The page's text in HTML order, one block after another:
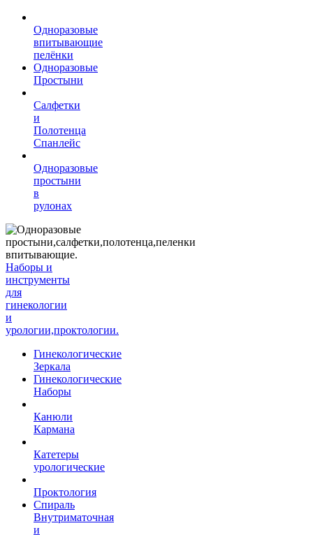
Одноразовые
впитывающие
пелёнки
Одноразовые
Простыни
Салфетки
и
Полотенца
Спанлейс
Одноразовые
простыни
в
рулонах
Наборы и
инструменты
для
гинекологии
и
урологии,проктологии.
Гинекологические
Зеркала
Гинекологические
Наборы
Канюли
Кармана
Катетеры
урологические
Проктология
Спираль
Внутриматочная
и